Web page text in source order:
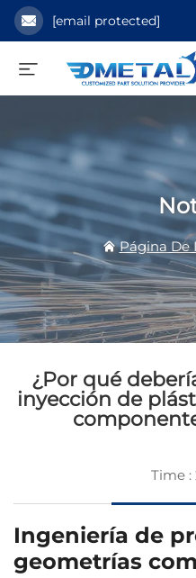
[email protected]
Página De
¿Por qué
inyección de
Time :
Ingeniería de
geometrías